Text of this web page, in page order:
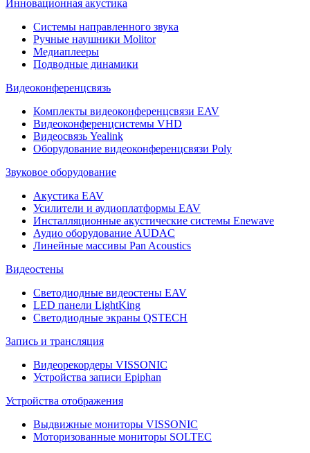
Инновационная акустика
Системы направленного звука
Ручные наушники Molitor
Медиаплееры
Подводные динамики
Видеоконференцсвязь
Комплекты видеоконференцсвязи EAV
Видеоконференцсистемы VHD
Видеосвязь Yealink
Оборудование видеоконференцсвязи Poly
Звуковое оборудование
Акустика EAV
Усилители и аудиоплатформы EAV
Инсталляционные акустические системы Enewave
Аудио оборудование AUDAC
Линейные массивы Pan Acoustics
Видеостены
Светодиодные видеостены EAV
LED панели LightKing
Светодиодные экраны QSTECH
Запись и трансляция
Видеорекордеры VISSONIC
Устройства записи Epiphan
Устройства отображения
Выдвижные мониторы VISSONIC
Моторизованные мониторы SOLTEC